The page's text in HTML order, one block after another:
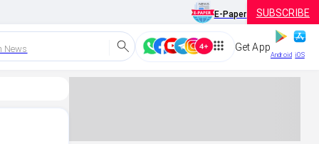
E-Paper SUBSCRIBE
News Get App
Android iOS